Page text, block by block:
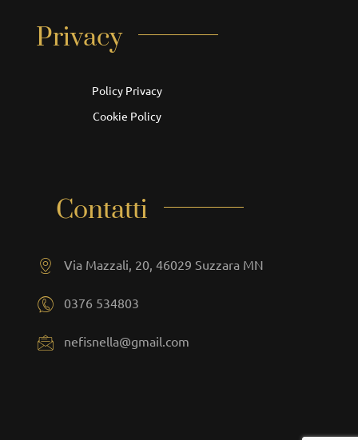
Privacy
Policy Privacy
Cookie Policy
Contatti
Via Mazzali, 20, 46029 Suzzara MN
0376 534803
nefisnella@gmail.com